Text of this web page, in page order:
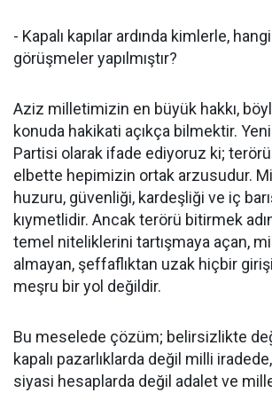
- Kapalı kapılar ardında kimlerle,
görüşmeler yapılmıştır?
Aziz milletimizin en büyük hakkı,
konuda hakikati açıkça bilmektir.
Partisi olarak ifade ediyoruz ki;
elbette hepimizin ortak arzusudur.
huzuru, güvenliği, kardeşliği ve iç
kıymetlidir. Ancak terörü bitirmek
temel niteliklerini tartışmaya açan,
almayan, şeffaflıktan uzak hiçbir
meşru bir yol değildir.
Bu meselede çözüm; belirsizlikte
kapalı pazarlıklarda değil milli
siyasi hesaplarda değil adalet ve